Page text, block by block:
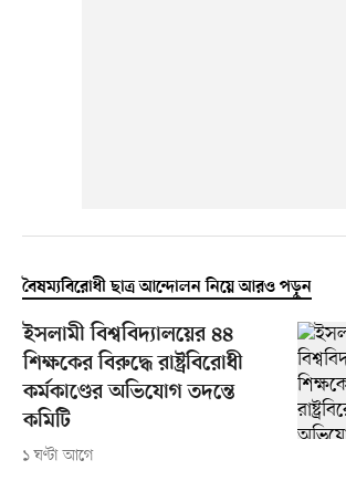
বৈষম্যবিরোধী ছাত্র আন্দোলন নিয়ে আরও পড়ুন
ইসলামী বিশ্ববিদ্যালয়ের ৪৪
শিক্ষকের বিরুদ্ধে রাষ্ট্রবিরোধী
কর্মকাণ্ডের অভিযোগ তদন্তে
কমিটি
১ ঘণ্টা আগে